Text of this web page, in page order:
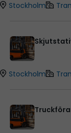
Stockholm
Stockholm